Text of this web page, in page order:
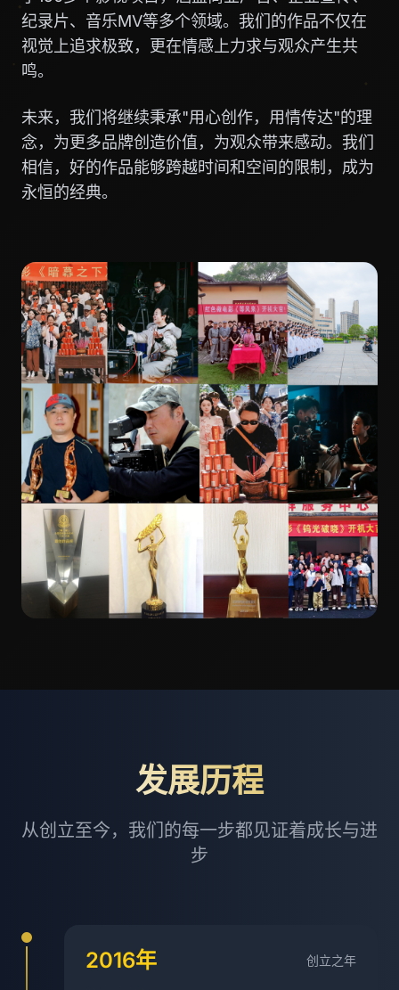
纪录片、音乐MV等多个领域。我们的作品不仅在
视觉上追求极致，更在情感上力求与观众产生共
鸣。
未来，我们将继续秉承"用心创作，用情传达"的理
念，为更多品牌创造价值，为观众带来感动。我们
相信，好的作品能够跨越时间和空间的限制，成为
永恒的经典。
发展历程
从创立至今，我们的每一步都见证着成长与进
步
2016年 创立之年